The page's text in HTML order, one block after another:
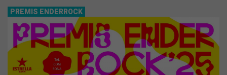
PREMIS ENDERROCK